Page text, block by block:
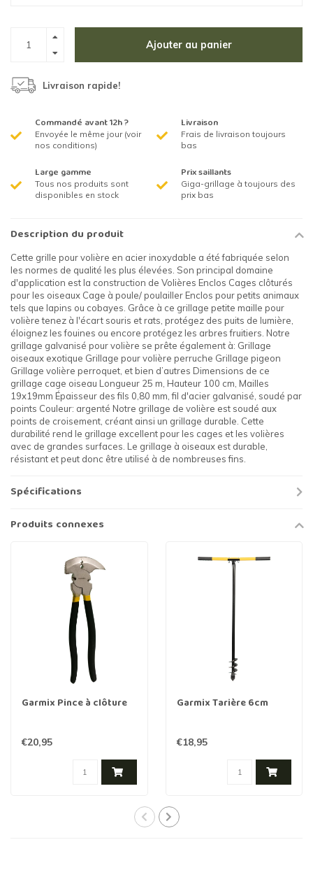
Ajouter au panier
Livraison rapide!
Commandé avant 12h ?
Envoyée le même jour (voir
nos conditions)
Livraison
Frais de livraison toujours
bas
Large gamme
Tous nos produits sont
disponibles en stock
Prix saillants
Giga-grillage à toujours des
prix bas
Description du produit
Cette grille pour volière en acier inoxydable a été fabriquée selon
les normes de qualité les plus élevées. Son principal domaine
d'application est la construction de Volières Enclos Cages clôturés
pour les oiseaux Cage à poule/ poulailler Enclos pour petits animaux
tels que lapins ou cobayes. Grâce à ce grillage petite maille pour
volière tenez à l'écart souris et rats, protégez des puits de lumière,
éloignez les fouines ou encore protégez les arbres fruitiers. Notre
grillage galvanisé pour volière se prête également à: Grillage
oiseaux exotique Grillage pour volière perruche Grillage pigeon
Grillage volière perroquet, et bien d’autres Dimensions de ce
grillage cage oiseau Longueur 25 m, Hauteur 100 cm, Mailles
19x19mm Épaisseur des fils 0,80 mm, fil d'acier galvanisé, soudé par
points Couleur: argenté Notre grillage de volière est soudé aux
points de croisement, créant ainsi un grillage durable. Cette
durabilité rend le grillage excellent pour les cages et les volières
avec de grandes surfaces. Le grillage à oiseaux est durable,
résistant et peut donc être utilisé à de nombreuses fins.
Spécifications
Produits connexes
Garmix Pince à clôture
€20,95
Garmix Tarière 6cm
€18,95